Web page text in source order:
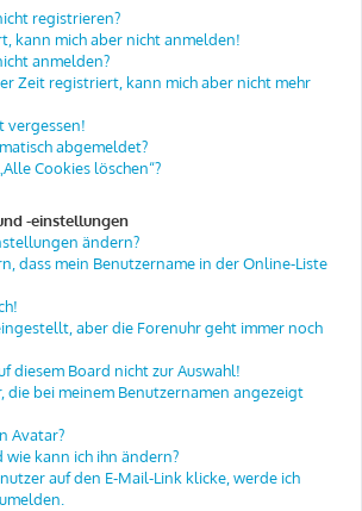
registrieren?
kann mich aber nicht anmelden!
anmelden?
Zeit registriert, kann mich aber nicht mehr
vergessen!
abgemeldet?
Cookies löschen“?
-einstellungen
ändern?
dass mein Benutzername in der Online-Liste
aber die Forenuhr geht immer noch
diesem Board nicht zur Auswahl!
die bei meinem Benutzernamen angezeigt
Avatar?
kann ich ihn ändern?
auf den E-Mail-Link klicke, werde ich